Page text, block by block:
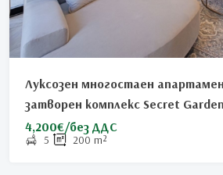
Луксозен многостаен
затворен комплекс Secret
4,200€/без ДДС
5 200 m²